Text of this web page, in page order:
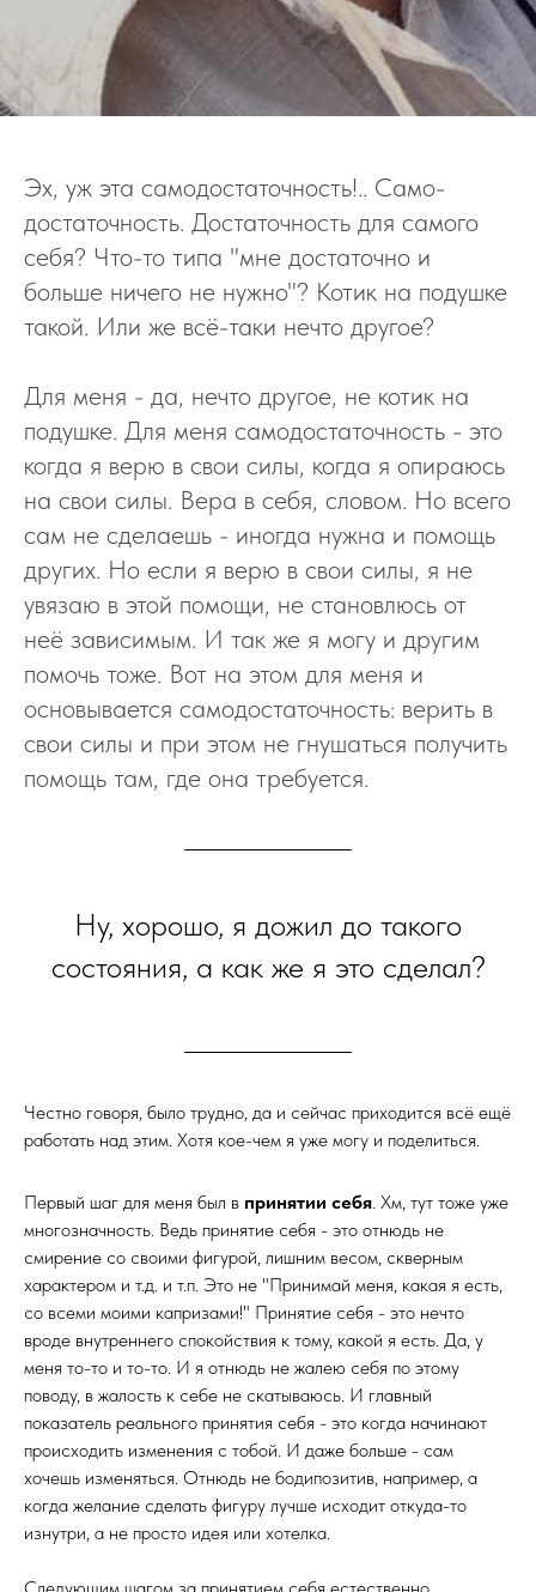
Эх, уж эта самодостаточность!.. Само-
достаточность. Достаточность для самого
себя? Что-то типа "мне достаточно и
больше ничего не нужно"? Котик на подушке
такой. Или же всё-таки нечто другое?
Для меня - да, нечто другое, не котик на
подушке. Для меня самодостаточность - это
когда я верю в свои силы, когда я опираюсь
на свои силы. Вера в себя, словом. Но всего
сам не сделаешь - иногда нужна и помощь
других. Но если я верю в свои силы, я не
увязаю в этой помощи, не становлюсь от
неё зависимым. И так же я могу и другим
помочь тоже. Вот на этом для меня и
основывается самодостаточность: верить в
свои силы и при этом не гнушаться получить
помощь там, где она требуется.
Ну, хорошо, я дожил до такого
состояния, а как же я это сделал?
Честно говоря, было трудно, да и сейчас приходится всё ещё
работать над этим. Хотя кое-чем я уже могу и поделиться.
Первый шаг для меня был в принятии себя. Хм, тут тоже уже
многозначность. Ведь принятие себя - это отнюдь не
смирение со своими фигурой, лишним весом, скверным
характером и т.д. и т.п. Это не "Принимай меня, какая я есть,
со всеми моими капризами!" Принятие себя - это нечто
вроде внутреннего спокойствия к тому, какой я есть. Да, у
меня то-то и то-то. И я отнюдь не жалею себя по этому
поводу, в жалость к себе не скатываюсь. И главный
показатель реального принятия себя - это когда начинают
происходить изменения с тобой. И даже больше - сам
хочешь изменяться. Отнюдь не бодипозитив, например, а
когда желание сделать фигуру лучше исходит откуда-то
изнутри, а не просто идея или хотелка.